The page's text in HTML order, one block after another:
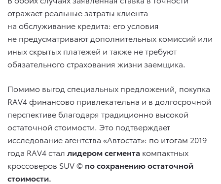
отражает реальные затраты клиента
на обслуживание кредита: его условия
не предусматривают дополнительных комиссий или
иных скрытых платежей и также не требуют
обязательного страхования жизни заемщика.
Помимо выгод специальных предложений, покупка
RAV4 финансово привлекательна и в долгосрочной
перспективе благодаря традиционно высокой
остаточной стоимости. Это подтверждает
исследование агентства «Автостат»: по итогам 2019
года RAV4 стал лидером сегмента компактных
кроссоверов SUV © по сохранению остаточной
стоимости.